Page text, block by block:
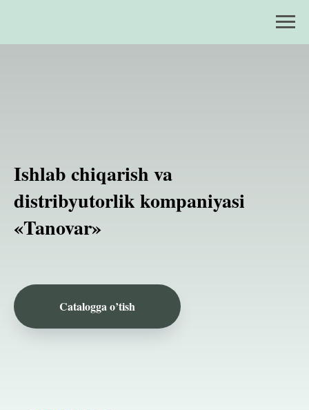
Ishlab chiqarish va
distribyutorlik kompaniyasi
«Tanovar»
Catalogga o’tish